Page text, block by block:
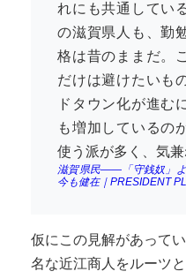
れにも共通してい
の滋賀県人も、勤
格は昔のままだ。
だけは避けたいも
ドタウン化が進む
も増加しているの
使う派が多く、気兼
滋賀県民――「守銭奴」
今も健在｜PRESIDENT
仮にこの見解があって
名な近江商人をルーツ